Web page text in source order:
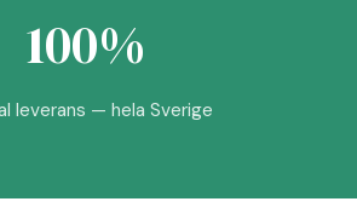
100%
leverans — hela Sverige